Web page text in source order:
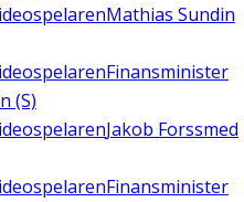
Mathias Sundin
Finansminister
(S)
Jakob Forssmed
Finansminister